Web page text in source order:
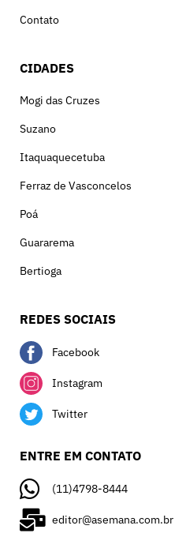
Contato
CIDADES
Mogi das Cruzes
Suzano
Itaquaquecetuba
Ferraz de Vasconcelos
Poá
Guararema
Bertioga
REDES SOCIAIS
Facebook
Instagram
Twitter
ENTRE EM CONTATO
(11)4798-8444
editor@asemana.com.br